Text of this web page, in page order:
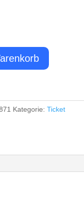
Kategorie:Ticket